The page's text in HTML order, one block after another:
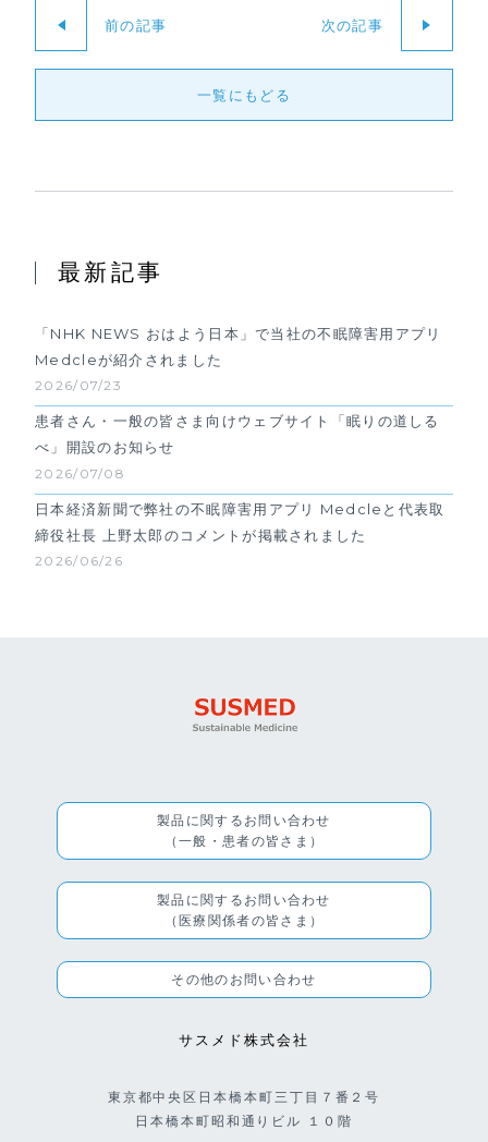
前の記事
一覧にもどる
次の記事
最新記事
2026/07/23
「NHK NEWS おはよう日本」で当社の不眠障害用アプリ
Medcleが紹介されました
2026/07/08
患者さん・一般の皆さま向けウェブサイト「眠りの道しる
べ」開設のお知らせ
2026/06/26
日本経済新聞で弊社の不眠障害用アプリ Medcleと代表取
締役社長 上野太郎のコメントが掲載されました
製品に関するお問い合わせ
（一般・患者の皆さま）
製品に関するお問い合わせ
（医療関係者の皆さま）
その他のお問い合わせ
サスメド株式会社
東京都中央区日本橋本町三丁目７番２号
日本橋本町昭和通りビル １０階